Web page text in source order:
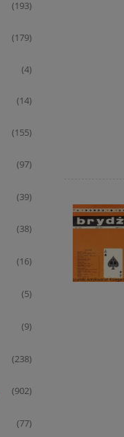
(193)
(179)
(4)
(14)
(155)
(97)
(39)
(38)
(16)
(5)
(9)
(238)
(902)
(77)